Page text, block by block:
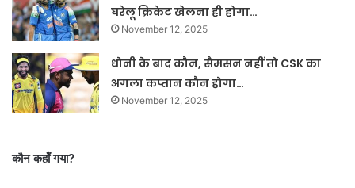
घरेलू क्रिकेट खेलना ही होगा…
November 12, 2025
धोनी के बाद कौन, सैमसन नहीं तो CSK का
अगला कप्तान कौन होगा…
November 12, 2025
कौन कहाँ गया?